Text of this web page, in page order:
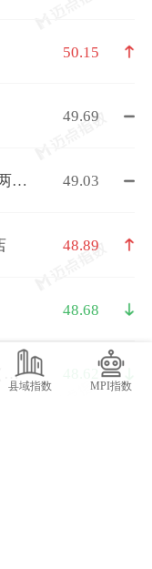
50.15
49.69
江
49.03
48.89
48.68
十
县域指数 MPI指数